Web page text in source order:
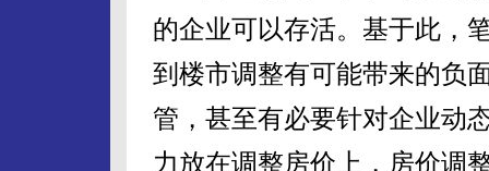
的企业可以存活。基于此，
到楼市调整有可能带来的负
管，甚至有必要针对企业动
力放在调整房价上，房价调